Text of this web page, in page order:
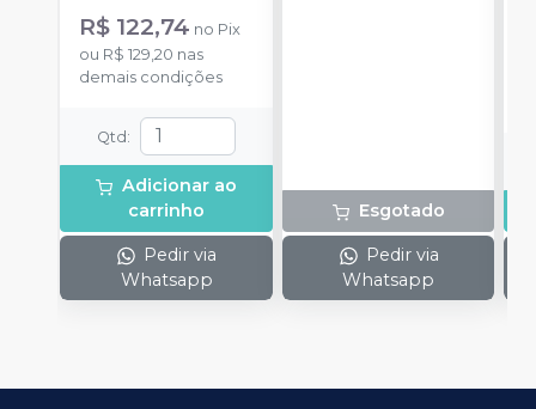
absorção.
R$ 122,74 no Pix
ou R$ 129,20 nas
demais condições
Qtd :
Adicionar ao
carrinho
Pedir via
Whatsapp
Esgotado
Pedir via
Whatsapp